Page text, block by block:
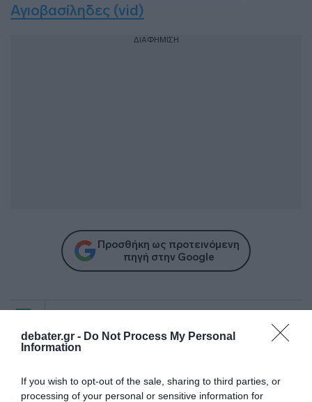
debater.gr - Do Not Process My Personal
Information
If you wish to opt-out of the sale, sharing to third parties, or
processing of your personal or sensitive information for
Αγιοβασίληδες (vid)
ΔΙΑΦΗΜΙΣΗ
Προσθήκη ως προτεινόμενη
πηγή στην Google
και μάθετε πρώτοι όλες τις ειδήσεις